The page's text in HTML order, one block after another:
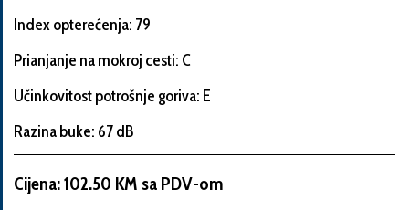
i
Proizvođač
Index opterećenja: 79
Prianjanje na mokroj cesti: C
Učinkovitost potrošnje goriva: E
Razina buke: 67 dB
Cijena: 102.50 KM sa PDV-om